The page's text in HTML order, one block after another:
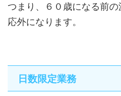
つまり、６０歳になる前
応外になります。
日数限定業務